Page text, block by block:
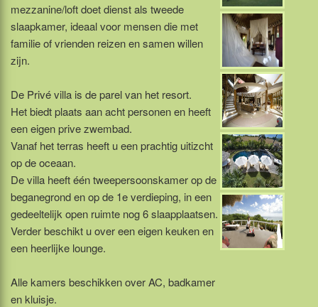
mezzanine/loft doet dienst als tweede
slaapkamer, ideaal voor mensen die met
familie of vrienden reizen en samen willen
zijn.
De Privé villa is de parel van het resort.
Het biedt plaats aan acht personen en heeft
een eigen prive zwembad.
Vanaf het terras heeft u een prachtig uitizcht
op de oceaan.
De villa heeft één tweepersoonskamer op de
beganegrond en op de 1e verdieping, in een
gedeeltelijk open ruimte nog 6 slaapplaatsen.
Verder beschikt u over een eigen keuken en
een heerlijke lounge.
Alle kamers beschikken over AC, badkamer
en kluisje.